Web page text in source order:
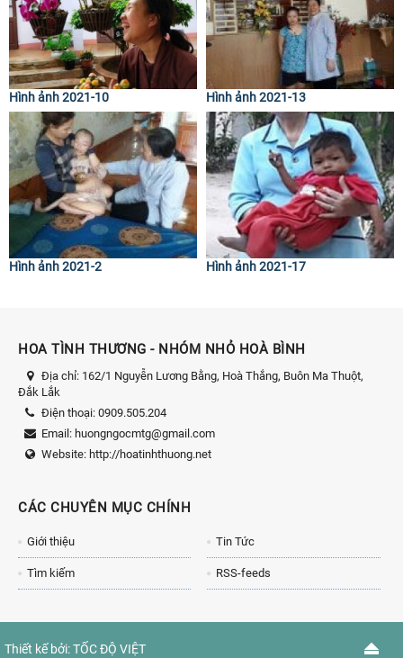
Hình ảnh 2021-10 Hình ảnh 2021-13
Hình ảnh 2021-2 Hình ảnh 2021-17
HOA TÌNH THƯƠNG - NHÓM NHỎ HOÀ BÌNH
Địa chỉ: 162/1 Nguyễn Lương Bằng, Hoà Thắng, Buôn Ma Thuột,
Đắk Lắk
Điện thoại: 0909.505.204
Email: huongngocmtg@gmail.com
Website: http://hoatinhthuong.net
CÁC CHUYÊN MỤC CHÍNH
Giới thiệu Tin Tức
Tìm kiếm RSS-feeds
Thiết kế bởi:TỐC ĐỘ VIỆT